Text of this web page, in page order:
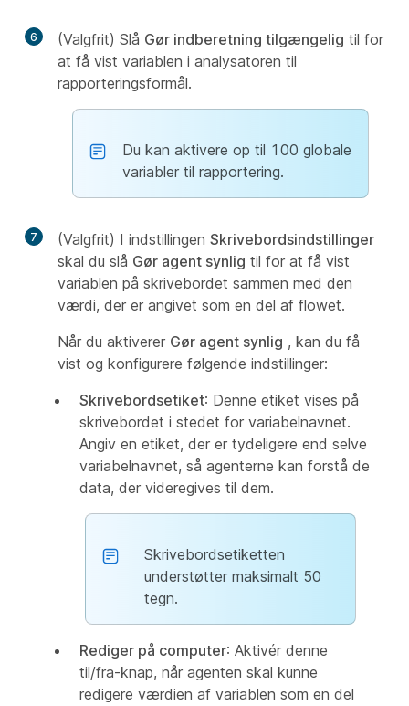
6 (Valgfrit) Slå Gør indberetning tilgængelig til for
at få vist variablen i analysatoren til
rapporteringsformål.
Du kan aktivere op til 100 globale
variabler til rapportering.
7 (Valgfrit) I indstillingen Skrivebordsindstillinger
skal du slå Gør agent synlig til for at få vist
variablen på skrivebordet sammen med den
værdi, der er angivet som en del af flowet.
Når du aktiverer Gør agent synlig , kan du få
vist og konfigurere følgende indstillinger:
Skrivebordsetiket: Denne etiket vises på
skrivebordet i stedet for variabelnavnet.
Angiv en etiket, der er tydeligere end selve
variabelnavnet, så agenterne kan forstå de
data, der videregives til dem.
Skrivebordsetiketten
understøtter maksimalt 50
tegn.
Rediger på computer: Aktivér denne
til/fra-knap, når agenten skal kunne
redigere værdien af variablen som en del